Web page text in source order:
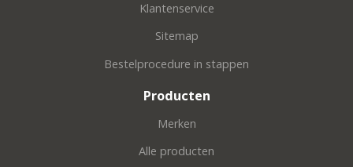
Klantenservice
Sitemap
Bestelprocedure in stappen
Producten
Merken
Alle producten